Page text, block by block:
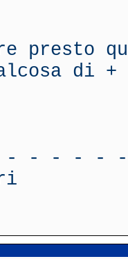
presto
di +
- - - -